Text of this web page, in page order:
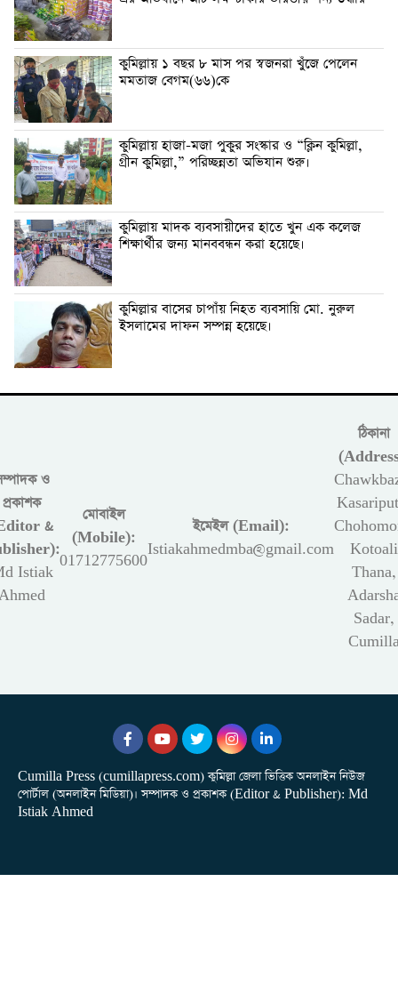
কুমিল্লায় ১ বছর ৮ মাস পর স্বজনরা খুঁজে পেলেন
মমতাজ বেগম(৬৬)কে
কুমিল্লায় হাজা-মজা পুকুর সংস্কার ও “ক্লিন কুমিল্লা,
গ্রীন কুমিল্লা,” পরিচ্ছন্নতা অভিযান শুরু।
কুমিল্লায় মাদক ব্যবসায়ীদের হাতে খুন এক কলেজ
শিক্ষার্থীর জন্য মানববন্ধন করা হয়েছে।
কুমিল্লার বাসের চাপাঁয় নিহত ব্যবসায়ি মো. নুরুল
ইসলামের দাফন সম্পন্ন হয়েছে।
ও
প্রকাশক
&
Istiak
মোবাইল
(Mobile):
01712775600
ইমেইল (Email):
Istiakahmedmba@gmail.com
ঠিকানা
Kotoali
Thana,
Sadar,
Cumilla Press (cumillapress.com) কুমিল্লা জেলা ভিত্তিক অনলাইন নিউজ
পোর্টাল (অনলাইন মিডিয়া)। সম্পাদক ও প্রকাশক (Editor & Publisher): Md
Istiak Ahmed